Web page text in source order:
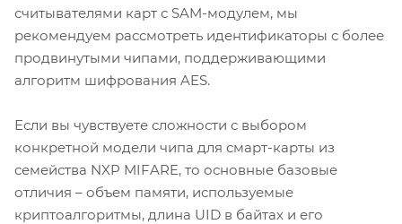
считывателями карт с SAM-модулем, мы
рекомендуем рассмотреть идентификаторы с более
продвинутыми чипами, поддерживающими
алгоритм шифрования AES.
Если вы чувствуете сложности с выбором
конкретной модели чипа для смарт-карты из
семейства NXP MIFARE, то основные базовые
отличия – объем памяти, используемые
криптоалгоритмы, длина UID в байтах и его